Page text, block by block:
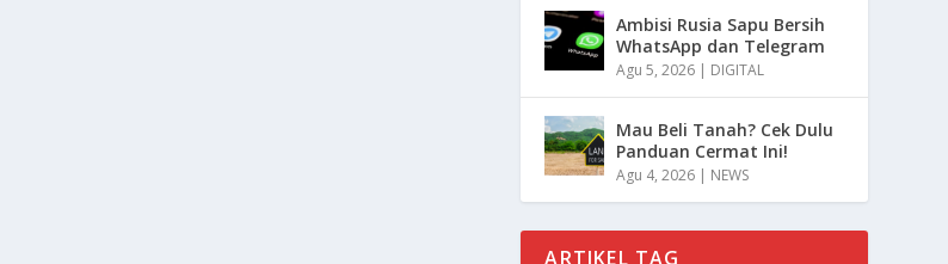
Ambisi Rusia Sapu Bersih
WhatsApp dan Telegram
Agu 5, 2026 | DIGITAL
Mau Beli Tanah? Cek Dulu
Panduan Cermat Ini!
Agu 4, 2026 | NEWS
ARTIKEL TAG